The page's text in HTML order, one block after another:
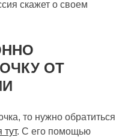
скажет о своем
ОТ
то нужно обратиться
. С его помощью